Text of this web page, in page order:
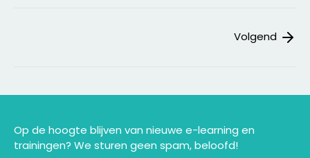
Volgend
Op de hoogte blijven van nieuwe e-learning en
trainingen? We sturen geen spam, beloofd!